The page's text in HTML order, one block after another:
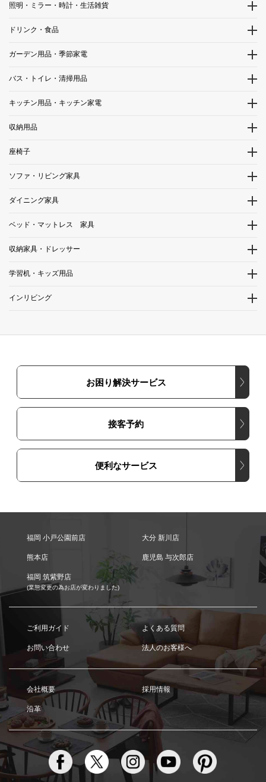
照明・ミラー・時計・生活雑貨
ドリンク・食品
ガーデン用品・季節家電
バス・トイレ・清掃用品
キッチン用品・キッチン家電
収納用品
座椅子
ソファ・リビング家具
ダイニング家具
ベッド・マットレス 家具
収納家具・ドレッサー
学習机・キッズ用品
インリビング
お困り解決サービス
接客予約
便利なサービス
福岡 小戸公園前店 大分 新川店
熊本店 鹿児島 与次郎店
福岡 筑紫野店
(業態変更の為お店が変わりました)
ご利用ガイド よくある質問
お問い合わせ 法人のお客様へ
会社概要 採用情報
沿革